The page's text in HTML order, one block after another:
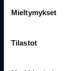
Mieltymykset
Tilastot